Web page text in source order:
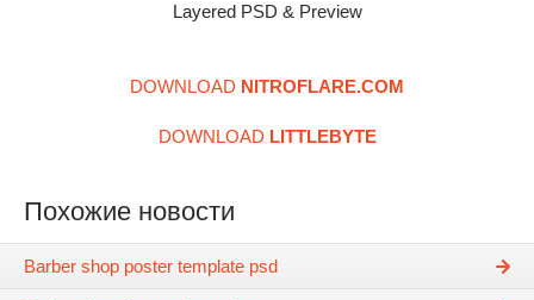
Layered PSD & Preview
DOWNLOAD NITROFLARE.COM
DOWNLOAD LITTLEBYTE
Похожие новости
Barber shop poster template psd